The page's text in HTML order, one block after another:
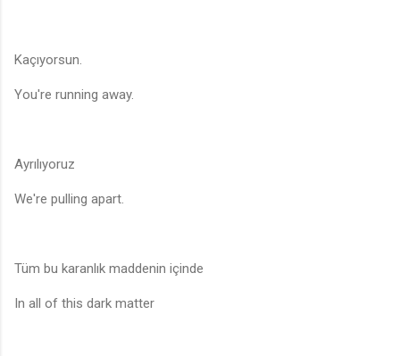
Kaçıyorsun.
You're running away.
Ayrılıyoruz
We're pulling apart.
Tüm bu karanlık maddenin içinde
In all of this dark matter